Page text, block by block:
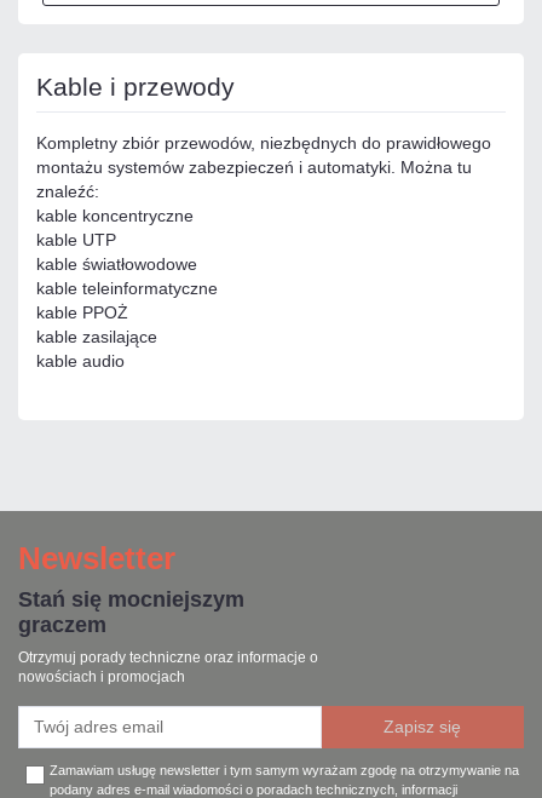
Kable i przewody
Kompletny zbiór przewodów, niezbędnych do prawidłowego
montażu systemów zabezpieczeń i automatyki. Można tu
znaleźć:
kable koncentryczne
kable UTP
kable światłowodowe
kable teleinformatyczne
kable PPOŻ
kable zasilające
kable audio
Newsletter
Stań się mocniejszym
graczem
Otrzymuj porady techniczne oraz informacje o
nowościach i promocjach
Zamawiam usługę newsletter i tym samym wyrażam zgodę na otrzymywanie na
podany adres e-mail wiadomości o poradach technicznych, informacji